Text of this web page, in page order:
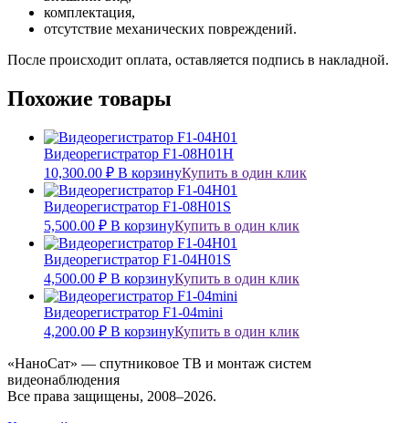
комплектация,
отсутствие механических повреждений.
После происходит оплата, оставляется подпись в накладной.
Похожие товары
Видеорегистратор F1-08H01H
10,300.00 ₽ В корзинуКупить в один клик
Видеорегистратор F1-08H01S
5,500.00 ₽ В корзинуКупить в один клик
Видеорегистратор F1-04H01S
4,500.00 ₽ В корзинуКупить в один клик
Видеорегистратор F1-04mini
4,200.00 ₽ В корзинуКупить в один клик
«НаноСат» — спутниковое ТВ и монтаж систем
видеонаблюдения
Все права защищены, 2008–2026.